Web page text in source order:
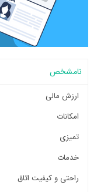
نامشخص
ارزش مالی
امکانات
تمیزی
خدمات
راحتی و کیفیت اتاق